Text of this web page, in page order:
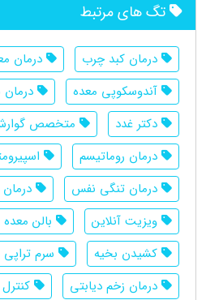
تگ های مرتبط
درمان کبد چرب
درمان
آندوسکوپی معده
دکتر غدد
متخصص
درمان روماتیسم
درمان تنگی نفس
ویزیت آنلاین
بالن معده
کشیدن بخیه
سرم تراپی
درمان زخم دیابتی